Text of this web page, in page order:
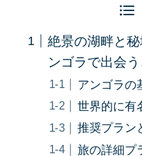
絶景の湖畔と
ンゴラで出会
アンゴラの
世界的に有
推奨プラン
旅の詳細プ